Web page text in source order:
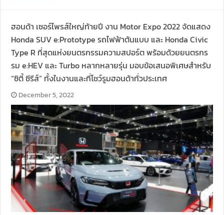
ฮอนด้า เซอร์ไพรส์ใหญ่ท้ายปี งาน Motor Expo 2022 จัดแสดง
Honda SUV e:Prototype รถไฟฟ้าต้นแบบ และ Honda Civic
Type R ที่สุดแห่งยนตรกรรมความสปอร์ต พร้อมด้วยยนตรกร
รม e:HEV และ Turbo หลากหลายรุ่น มอบข้อเสนอพิเศษสำหรับ
“ซิตี้ ซีรีส์” ทั้งในงานและที่โชว์รูมฮอนด้าทั่วประเทศ
December 5, 2022